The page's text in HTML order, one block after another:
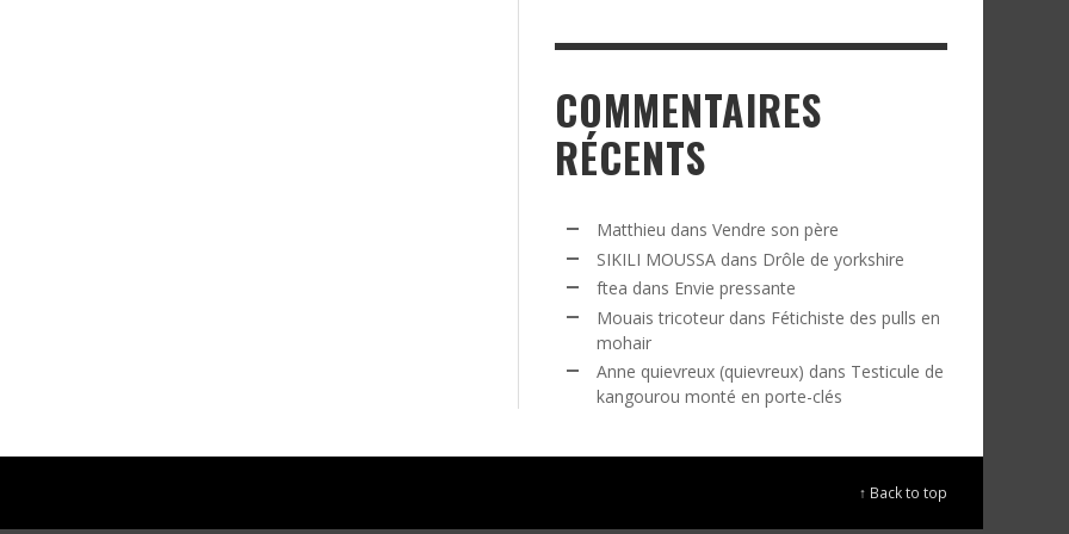
COMMENTAIRES
RÉCENTS
Matthieu dans Vendre son père
SIKILI MOUSSA dans Drôle de yorkshire
ftea dans Envie pressante
Mouais tricoteur dans Fétichiste des pulls en
mohair
Anne quievreux (quievreux) dans Testicule de
kangourou monté en porte-clés
↑ Back to top